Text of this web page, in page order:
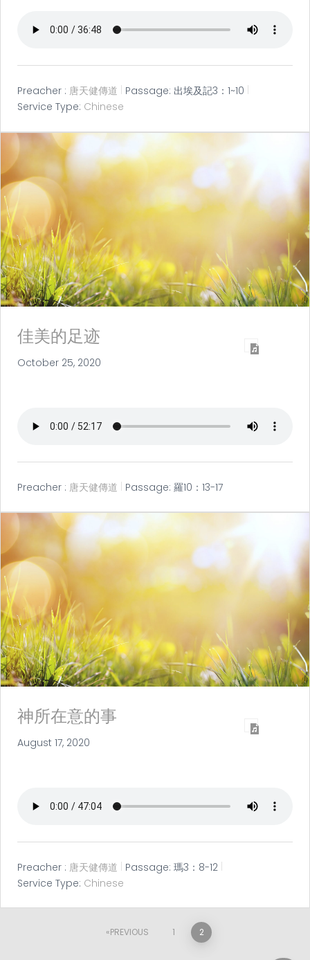
Preacher : 唐天健傳道 Passage: 出埃及記3：1~10
Service Type: Chinese
佳美的足迹
October 25, 2020
Preacher : 唐天健傳道 Passage: 羅10：13-17
神所在意的事
August 17, 2020
Preacher : 唐天健傳道 Passage: 瑪3：8-12
Service Type: Chinese
PREVIOUS 1 2